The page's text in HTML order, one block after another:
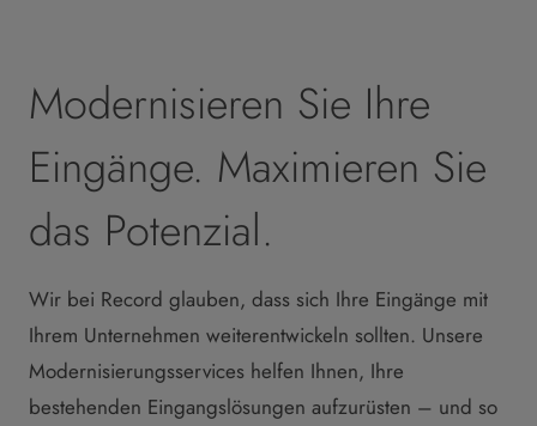
Modernisieren Sie Ihre
Eingänge. Maximieren Sie
das Potenzial.
Wir bei Record glauben, dass sich Ihre Eingänge mit
Ihrem Unternehmen weiterentwickeln sollten. Unsere
Modernisierungsservices helfen Ihnen, Ihre
bestehenden Eingangslösungen aufzurüsten – und so